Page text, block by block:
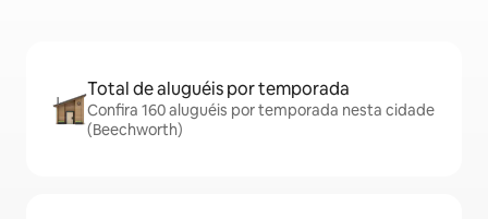
Total de aluguéis por temporada
Confira 160 aluguéis por temporada nesta cidade
(Beechworth)